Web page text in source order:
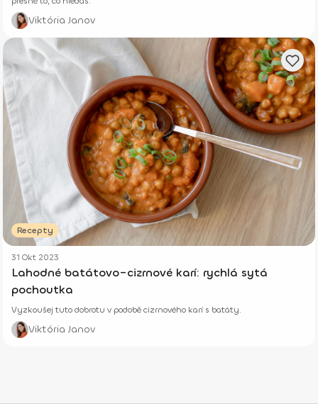
Viktória Janov
Recepty
31 Okt 2023
Lahodné batátovo–cizrnové karí: rychlá sytá
pochoutka
Vyzkoušej tuto dobrotu v podobě cizrnového karí s batáty.
Viktória Janov